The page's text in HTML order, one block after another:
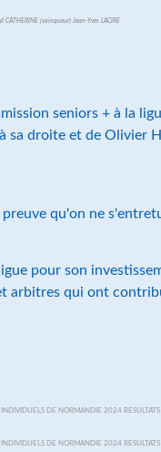
CATHERINE (vainqueur) Jean-Yves LACIRE
seniors + à la
sa droite et de Olivier
qu'on ne
pour son
arbitres qui ont